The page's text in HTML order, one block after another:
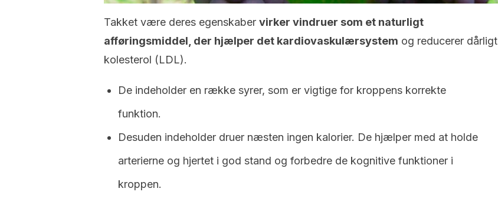
Takket være deres egenskaber virker vindruer som et naturligt
afføringsmiddel, der hjælper det kardiovaskulærsystem og reducerer dårligt
kolesterol (LDL).
De indeholder en række syrer, som er vigtige for kroppens korrekte
funktion.
Desuden indeholder druer næsten ingen kalorier. De hjælper med at holde
arterierne og hjertet i god stand og forbedre de kognitive funktioner i
kroppen.